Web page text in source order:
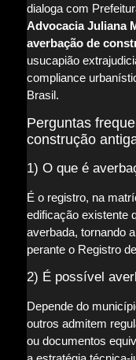
dialoga com
Advocacia Juliana
averbação de
usucapião
compliance
Brasil.
Perguntas
construção
1) O que é
É o registro, na
edificação existente
averbada, tornando
perante o Registro
2) É possível
Depende do
outros admitem
ou documentos